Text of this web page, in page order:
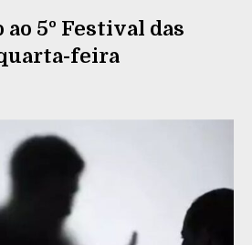
5º Festival das
feira